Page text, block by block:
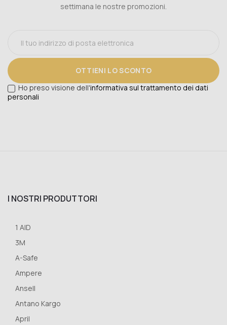
settimana le nostre promozioni.
OTTIENI LO SCONTO
Ho preso visione dell'informativa sul trattamento dei dati
personali
I NOSTRI PRODUTTORI
1 AID
3M
A-Safe
Ampere
Ansell
Antano Kargo
April